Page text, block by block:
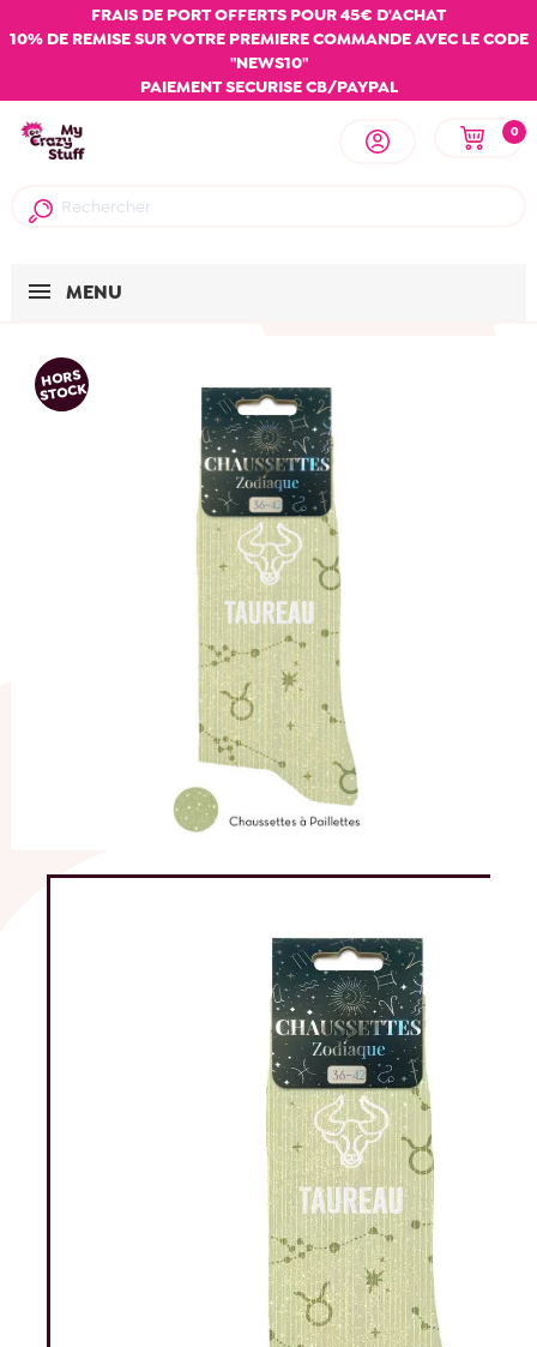
FRAIS DE PORT OFFERTS POUR 45€ D'ACHAT
10% DE REMISE SUR VOTRE PREMIERE COMMANDE AVEC LE CODE
"NEWS10"
PAIEMENT SECURISE CB/PAYPAL
0
MENU
HORS
STOCK